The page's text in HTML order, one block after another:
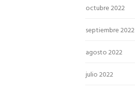
octubre 2022
septiembre 2022
agosto 2022
julio 2022